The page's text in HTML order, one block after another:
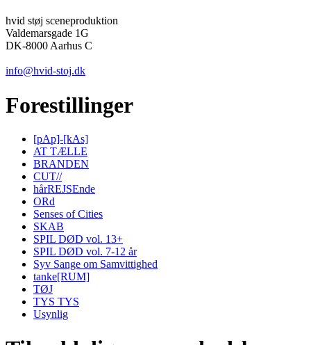
hvid støj sceneproduktion
Valdemarsgade 1G
DK-8000 Aarhus C
info@hvid-stoj.dk
Forestillinger
[pAp]-[kAs]
AT TÆLLE
BRANDEN
CUT//
hårREJSEnde
ORd
Senses of Cities
SKAB
SPIL DØD vol. 13+
SPIL DØD vol. 7-12 år
Syv Sange om Samvittighed
tanke[RUM]
TØJ
TYS TYS
Usynlig